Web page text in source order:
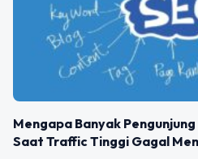
Mengapa Banyak
Saat Traffic Tinggi Gagal